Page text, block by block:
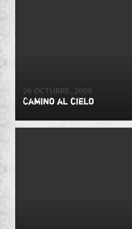
26 OCTUBRE, 2009
Camino al cielo